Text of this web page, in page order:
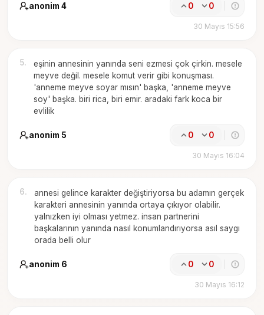
anonim 4 0 0
30 Mayıs 15:56
5.
eşinin annesinin yanında seni ezmesi çok çirkin. mesele
meyve değil. mesele komut verir gibi konuşması.
'anneme meyve soyar mısın' başka, 'anneme meyve
soy' başka. biri rica, biri emir. aradaki fark koca bir
evlilik
anonim 5 0 0
30 Mayıs 16:04
6.
annesi gelince karakter değiştiriyorsa bu adamın gerçek
karakteri annesinin yanında ortaya çıkıyor olabilir.
yalnızken iyi olması yetmez. insan partnerini
başkalarının yanında nasıl konumlandırıyorsa asıl saygı
orada belli olur
anonim 6 0 0
30 Mayıs 16:12